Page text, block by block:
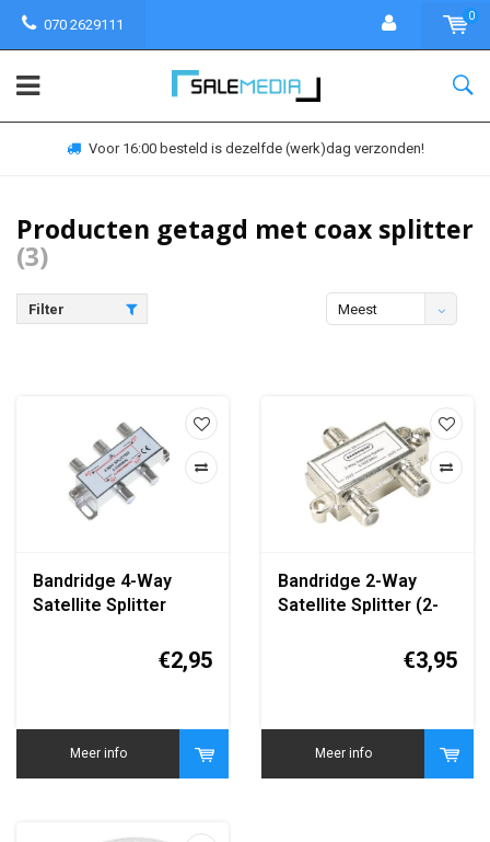
070 2629111
0
Voor 16:00 besteld is dezelfde (werk)dag verzonden!
Producten getagd met coax splitter
(3)
Filter
Meest
Bandridge 4-Way
Satellite Splitter
€2,95
Meer info
Bandridge 2-Way
Satellite Splitter (2-
Satellietverdeler)€3,95
Meer info